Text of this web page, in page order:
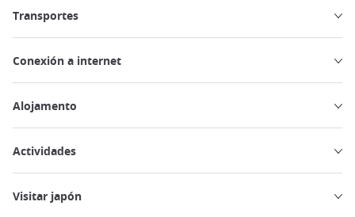
Transportes
Conexión a internet
Alojamento
Actividades
Visitar japón